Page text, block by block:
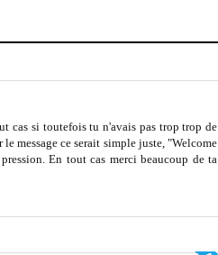
cas si toutefois tu n'avais pas trop trop de
message ce serait simple juste, "Welcome
En tout cas merci beaucoup de ta